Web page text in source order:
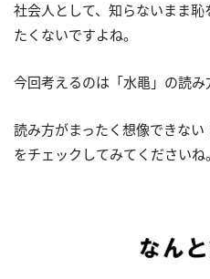
社会人として、知らないまま
たくないですよね。
今回考えるのは「水黽」の読み
読み方がまったく想像できな
をチェックしてみてくださいね。